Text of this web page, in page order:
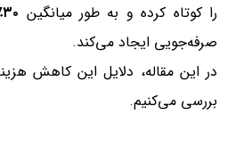
را کوتاه کرده و به طور میانگین ۳۰٪ در هزینه‌های نهایی
صرفه‌جویی ایجاد می‌کند.
در این مقاله، دلایل این کاهش
بررسی می‌کنیم.